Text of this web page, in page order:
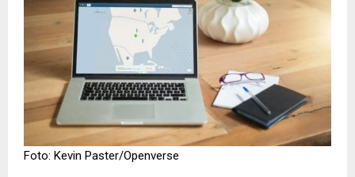
Foto: Kevin Paster/Openverse